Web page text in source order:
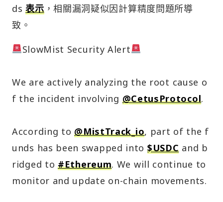
ds表示，相關漏洞疑似因計算精度問題所導
致。
SlowMist Security Alert
We are actively analyzing the root cause o
f the incident involving @CetusProtocol.
According to@MistTrack_io, part of the f
unds has been swapped into $USDC and b
ridged to #Ethereum. We will continue to
monitor and update on-chain movements.